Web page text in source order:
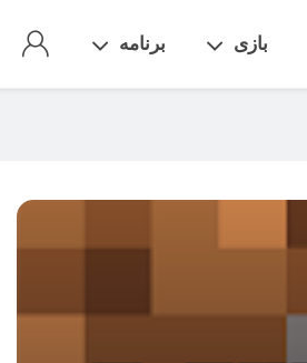
بازی برنامه